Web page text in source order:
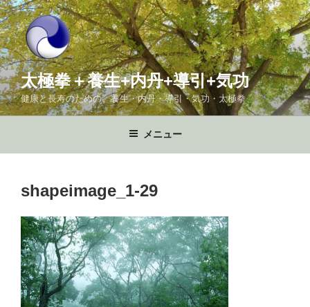
コ
ン
テ
ン
ツ
へ
ス
プ
太極拳＋養生+内丹+導引+気功
健康と長寿のための、養生・内丹・導引・気功・太極拳
メニュー
shapeimage_1-29